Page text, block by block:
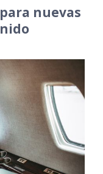
nuevas